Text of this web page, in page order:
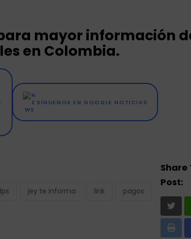
mayor información
en Colombia.
SÍGUENOS EN GOOGLE NOTICIAS
jey te informa link pagos
Share
Post:
Print